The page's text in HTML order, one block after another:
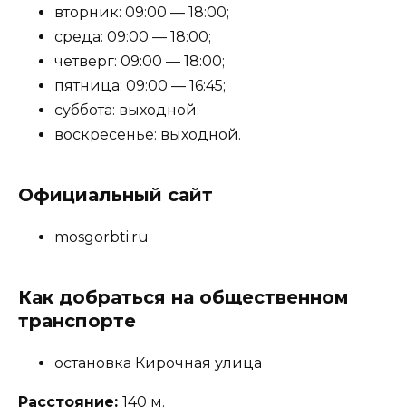
вторник: 09:00 — 18:00;
среда: 09:00 — 18:00;
четверг: 09:00 — 18:00;
пятница: 09:00 — 16:45;
суббота: выходной;
воскресенье: выходной.
Официальный сайт
mosgorbti.ru
Как добраться на общественном
транспорте
остановка Кирочная улица
Расстояние: 140 м.